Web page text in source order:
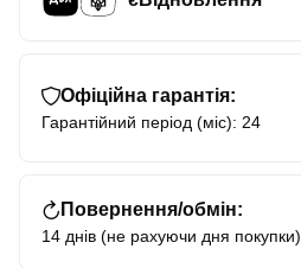
Офіційна гарантія:
Гарантійний період (міс): 24
Повернення/обмін:
14 днів (не рахуючи дня покупки)